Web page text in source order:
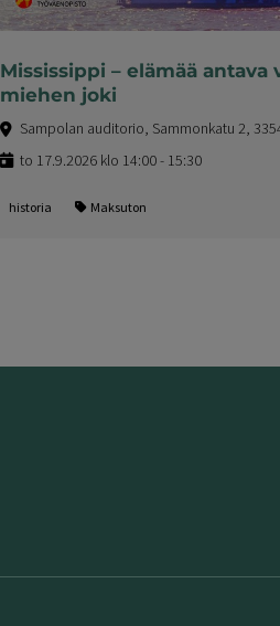
Mississippi – elämää antava
miehen joki
Sampolan auditorio, Sammonkatu 2,
to 17.9.2026 klo 14:00 - 15:30
historia Maksuton